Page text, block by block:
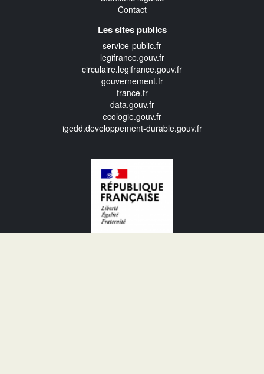
Contact
Les sites publics
service-public.fr
legifrance.gouv.fr
circulaire.legifrance.gouv.fr
gouvernement.fr
france.fr
data.gouv.fr
ecologie.gouv.fr
igedd.developpement-durable.gouv.fr